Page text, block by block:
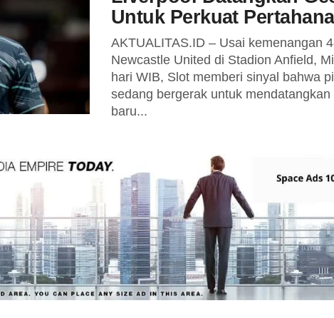
Untuk Perkuat
AKTUALITAS.ID – Usai kemenangan
Newcastle United di Stadion Anfield,
hari WIB, Slot memberi sinyal bahwa
sedang bergerak untuk mendatangkan
baru...